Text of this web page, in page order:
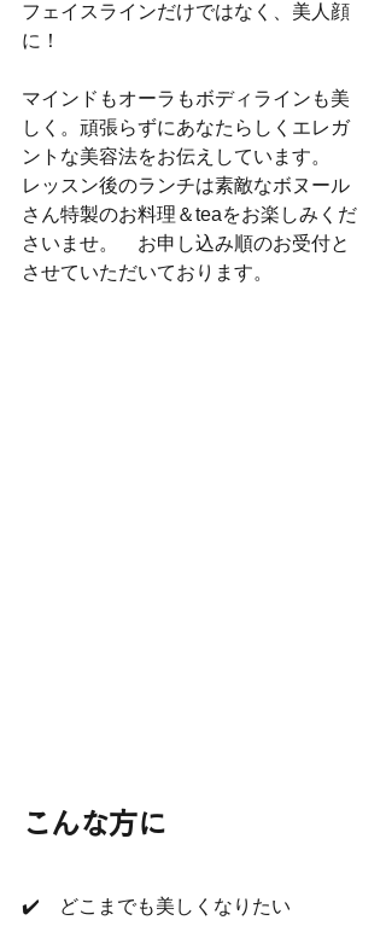
フェイスラインだけではなく、美人顔
に！
マインドもオーラもボディラインも美
しく。頑張らずにあなたらしくエレガ
ントな美容法をお伝えしています。
レッスン後のランチは素敵なボヌール
さん特製のお料理＆teaをお楽しみくだ
さいませ。　お申し込み順のお受付と
させていただいております。
こんな方に
✔️　どこまでも美しくなりたい